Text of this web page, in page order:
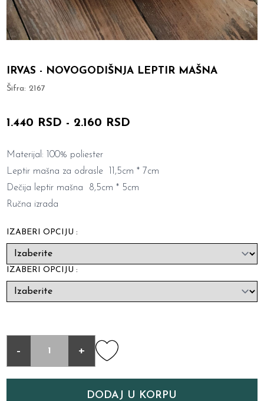
IRVAS - NOVOGODIŠNJA LEPTIR MAŠNA
Šifra:2167
1.440 RSD - 2.160 RSD
Materijal: 100% poliester
Leptir mašna za odrasle 11,5cm * 7cm
Dečija leptir mašna 8,5cm * 5cm
Ručna izrada
IZABERI OPCIJU :
IZABERI OPCIJU :
- +
DODAJ U KORPU